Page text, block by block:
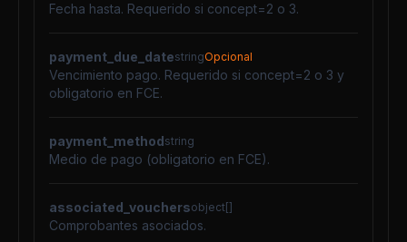
Fecha hasta. Requerido si concept=2 o 3.
payment_due_datestringOpcional
Vencimiento pago. Requerido si concept=2 o 3 y
obligatorio en FCE.
payment_methodstring
Medio de pago (obligatorio en FCE).
associated_vouchersobject[]
Comprobantes asociados.